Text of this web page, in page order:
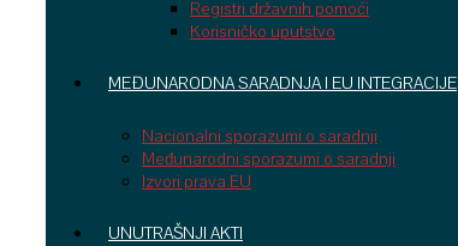
Registri državnih pomoći
Korisničko uputstvo
MEĐUNARODNA SARADNJA I EU INTEGRACIJE
Nacionalni sporazumi o saradnji
Međunarodni sporazumi o saradnji
Izvori prava EU
UNUTRAŠNJI AKTI